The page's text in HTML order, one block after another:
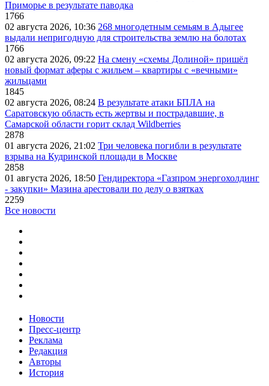
Приморье в результате паводка
1766
02 августа 2026, 10:36 268 многодетным семьям в Адыгее
выдали непригодную для строительства землю на болотах
1766
02 августа 2026, 09:22 На смену «схемы Долиной» пришёл
новый формат аферы с жильем – квартиры с «вечными»
жильцами
1845
02 августа 2026, 08:24 В результате атаки БПЛА на
Саратовскую область есть жертвы и пострадавшие, в
Самарской области горит склад Wildberries
2878
01 августа 2026, 21:02 Три человека погибли в результате
взрыва на Кудринской площади в Москве
2858
01 августа 2026, 18:50 Гендиректора «Газпром энергохолдинг
- закупки» Мазина арестовали по делу о взятках
2259
Все новости
Новости
Пресс-центр
Реклама
Редакция
Авторы
История